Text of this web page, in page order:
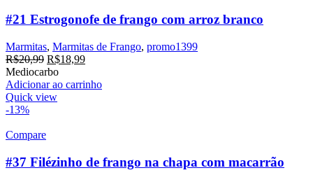
#21 Estrogonofe de frango com arroz branco
Marmitas, Marmitas de Frango, promo1399
R$20,99 O
preço
original
era:
R$18,99O
atual
Mediocarbo
Adicionar ao carrinho
Quick view
-13%
Compare
#37 Filézinho de frango na chapa com macarrão